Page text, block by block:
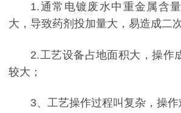
1.通常电镀废水中重金属含
大，导致药剂投加量大，易造成二
2.工艺设备占地面积大，操作
较大；
3、工艺操作过程叫复杂，操作